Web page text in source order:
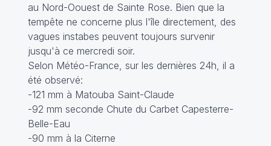
au Nord-Oouest de Sainte Rose. Bien que la
tempête ne concerne plus l'île directement, des
vagues instabes peuvent toujours survenir
jusqu'à ce mercredi soir.
Selon Météo-France, sur les dernières 24h, il a
été observé:
-121 mm à Matouba Saint-Claude
-92 mm seconde Chute du Carbet Capesterre-
Belle-Eau
-90 mm à la Citerne